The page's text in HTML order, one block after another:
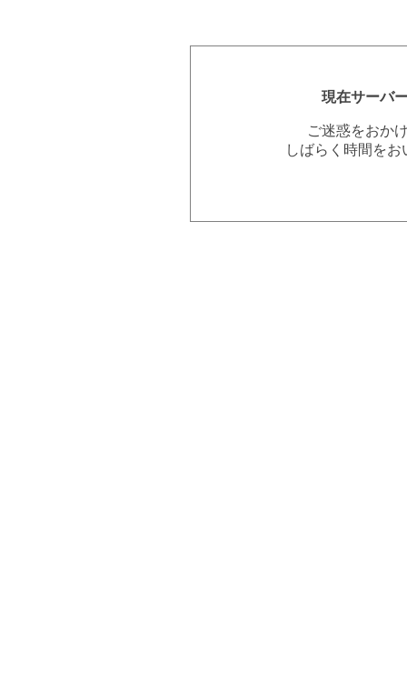
現在サーバ
ご迷惑をおか
しばらく時間を